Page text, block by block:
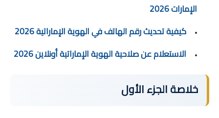
الإمارات 2026
كيفية تحديث رقم الهاتف في الهوية الإماراتية 2026
الاستعلام عن صلاحية الهوية الإماراتية أونلاين 2026
خلاصة الجزء الأول